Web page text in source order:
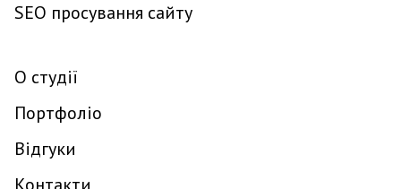
SEO просування сайту
О студії
Портфоліо
Відгуки